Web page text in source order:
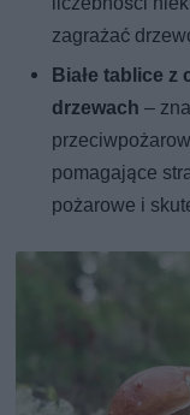
zagrażać
Białe tablice z
drzewach –
pomagające
pożarowe i